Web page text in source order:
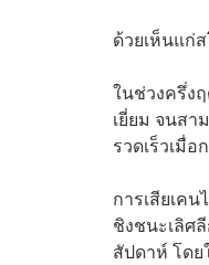
ด้วยเห็นแก่
ในช่วงครึ่ง
เยี่ยม จนสา
รวดเร็วเมื่
การเสียเค
ชิงชนะเลิศ
สัปดาห์ โด